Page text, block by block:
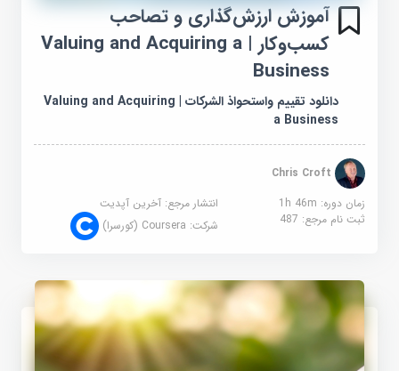
آموزش ارزش‌گذاری و تصاحب
کسب‌وکار | Valuing and Acquiring a
Business
دانلود تقييم واستحواذ الشركات | Valuing and Acquiring
a Business
Chris Croft
زمان دوره: 1h 46m
انتشار مرجع:آخرین آپدیت
ثبت نام مرجع:487 شرکت:Coursera (کورسرا)